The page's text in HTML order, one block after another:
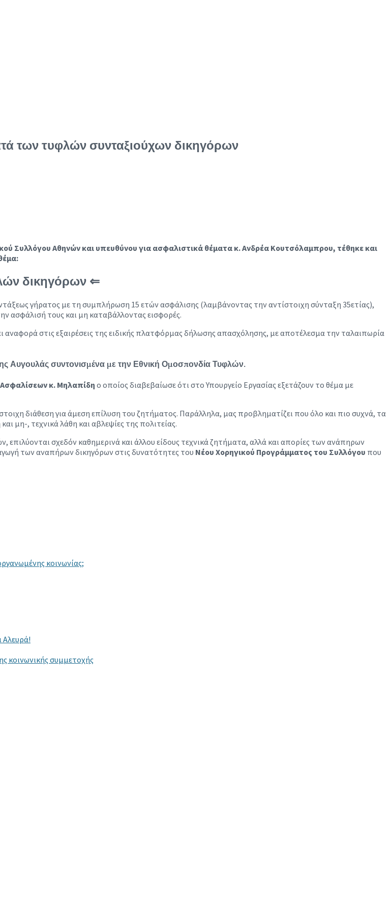
των τυφλών συνταξιούχων δικηγόρων
Συλλόγου Αθηνών και υπευθύνου για ασφαλιστικά θέματα κ. Ανδρέα Κουτσόλαμπρου, τέθηκε και
δικηγόρων ⇐
γήρατος με τη συμπλήρωση 15 ετών ασφάλισης (λαμβάνοντας την αντίστοιχη σύνταξη 35ετίας),
ασφάλισή τους και μη καταβάλλοντας εισφορές.
αναφορά στις εξαιρέσεις της ειδικής πλατφόρμας δήλωσης απασχόλησης, με αποτέλεσμα την ταλαιπωρία
Αυγουλάς συντονισμένα με την Εθνική Ομοσπονδία Τυφλών.
Ασφαλίσεων κ. Μηλαπίδηο οποίος διαβεβαίωσε ότι στο Υπουργείο Εργασίας εξετάζουν το θέμα με
διάθεση για άμεση επίλυση του ζητήματος. Παράλληλα, μας προβληματίζει που όλο και πιο συχνά, τα
μη-, τεχνικά λάθη και αβλεψίες της πολιτείας.
σχεδόν καθημερινά και άλλου είδους τεχνικά ζητήματα, αλλά και απορίες των ανάπηρων
των αναπήρων δικηγόρων στις δυνατότητες του Νέου Χορηγικού Προγράμματος του Συλλόγου που
κοινωνίας;
Αλευρά!
κοινωνικής συμμετοχής